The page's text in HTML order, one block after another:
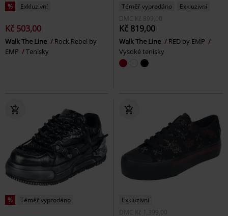
% Exkluzivní
Kč 503,00
Walk The Line
Rock Rebel by
EMP
Tenisky
Téměř vyprodáno
Exkluzivní
DMC
Kč 899,00
Kč 819,00
Walk The Line
RED by EMP
Vysoké tenisky
% Téměř vyprodáno
Exkluzivní
DMC
Kč 1.399,00